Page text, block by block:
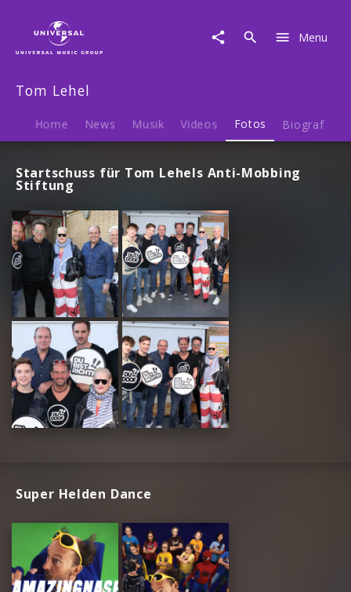
Fotos
Menu
Tom Lehel
Home News Musik Videos Fotos Biografie
Startschuss für Tom Lehels Anti-Mobbing
Stiftung
Super Helden Dance